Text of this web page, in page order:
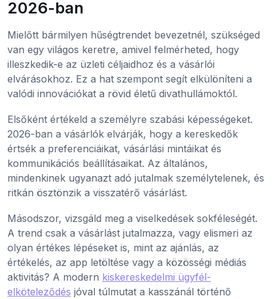
2026-ban
Mielőtt bármilyen hűségtrendet bevezetnél, szükséged
van egy világos keretre, amivel felmérheted, hogy
illeszkedik-e az üzleti céljaidhoz és a vásárlói
elvárásokhoz. Ez a hat szempont segít elkülöníteni a
valódi innovációkat a rövid életű divathullámoktól.
Elsőként értékeld a személyre szabási képességeket.
2026-ban a vásárlók elvárják, hogy a kereskedők
értsék a preferenciáikat, vásárlási mintáikat és
kommunikációs beállításaikat. Az általános,
mindenkinek ugyanazt adó jutalmak személytelenek, és
ritkán ösztönzik a visszatérő vásárlást.
Másodszor, vizsgáld meg a viselkedések sokféleségét.
A trend csak a vásárlást jutalmazza, vagy elismeri az
olyan értékes lépéseket is, mint az ajánlás, az
értékelés, az app letöltése vagy a közösségi médiás
aktivitás? A modern kiskereskedelmi ügyfél-
elköteleződés jóval túlmutat a kasszánál történő